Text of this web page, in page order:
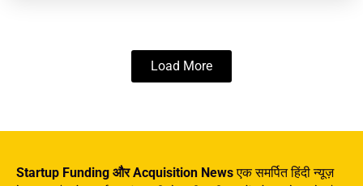
Load More
Startup Funding और Acquisition Newsएक समर्पित हिंदी न्यूज़